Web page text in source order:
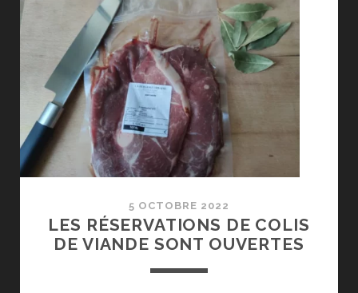
PETITE
« TRANSHUMANCE
DU
GRAND
LYON
5 OCTOBRE 2022
LES RÉSERVATIONS DE COLIS
DE VIANDE SONT OUVERTES